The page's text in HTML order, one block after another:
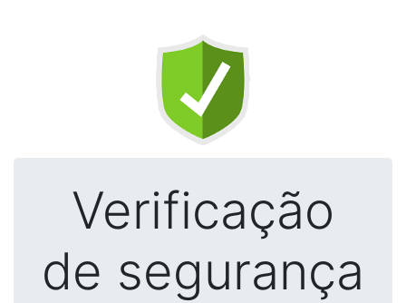
Verificação
de segurança